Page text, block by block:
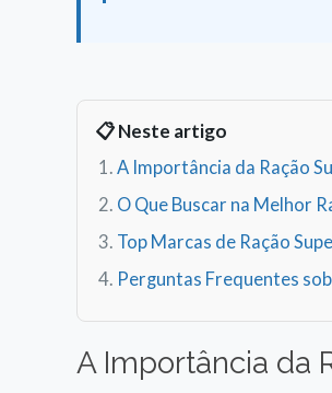
📋 Neste artigo
A Importância da Ração
O Que Buscar na Melhor
Top Marcas de Ração
Perguntas Frequentes
A Importância da